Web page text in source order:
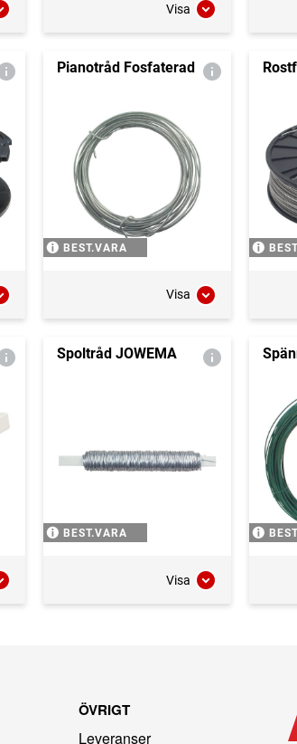
Visa
Pianotråd Fosfaterad
BEST.VARA
Visa
Spoltråd JOWEMA
BEST.VARA
Visa
ÖVRIGT
Leveranser